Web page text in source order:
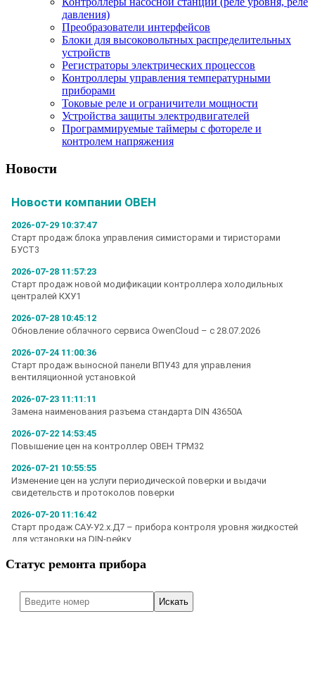
давления)
Преобразователи интерфейсов
Блоки для высоковольтных распределительных
устройств
Регистраторы электрических процессов
Контроллеры управления температурными
приборами
Токовые реле и ограничители мощности
Устройства защиты электродвигателей
Программируемые таймеры с фотореле и
контролем напряжения
Новости
Статус ремонта прибора